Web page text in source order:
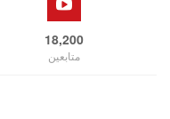
18,200
متابعين